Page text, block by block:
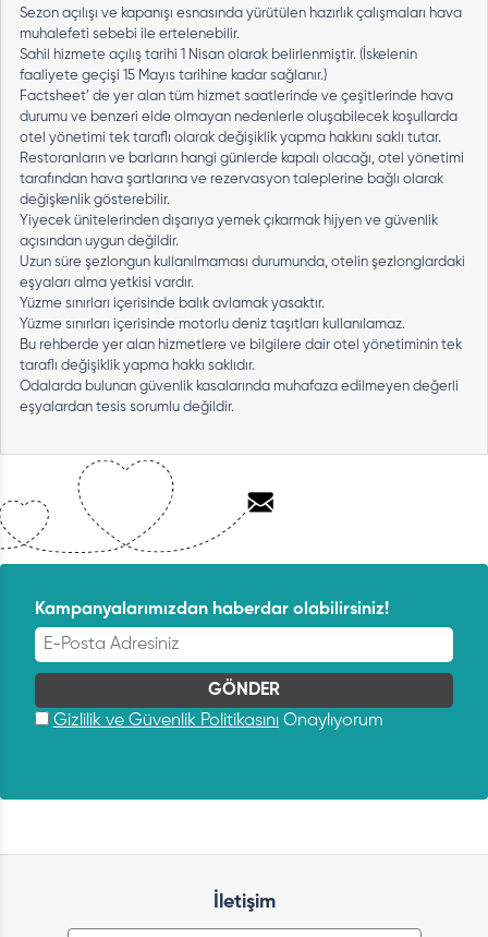
Sezon açılışı ve kapanışı esnasında yürütülen hazırlık çalışmaları hava
muhalefeti sebebi ile ertelenebilir.
Sahil hizmete açılış tarihi 1 Nisan olarak belirlenmiştir. (İskelenin
faaliyete geçişi 15 Mayıs tarihine kadar sağlanır.)
Factsheet’ de yer alan tüm hizmet saatlerinde ve çeşitlerinde hava
durumu ve benzeri elde olmayan nedenlerle oluşabilecek koşullarda
otel yönetimi tek taraflı olarak değişiklik yapma hakkını saklı tutar.
Restoranların ve barların hangi günlerde kapalı olacağı, otel yönetimi
tarafından hava şartlarına ve rezervasyon taleplerine bağlı olarak
değişkenlik gösterebilir.
Yiyecek ünitelerinden dışarıya yemek çıkarmak hijyen ve güvenlik
açısından uygun değildir.
Uzun süre şezlongun kullanılmaması durumunda, otelin şezlonglardaki
eşyaları alma yetkisi vardır.
Yüzme sınırları içerisinde balık avlamak yasaktır.
Yüzme sınırları içerisinde motorlu deniz taşıtları kullanılamaz.
Bu rehberde yer alan hizmetlere ve bilgilere dair otel yönetiminin tek
taraflı değişiklik yapma hakkı saklıdır.
Odalarda bulunan güvenlik kasalarında muhafaza edilmeyen değerli
eşyalardan tesis sorumlu değildir.
Kampanyalarımızdan haberdar olabilirsiniz!
Gizlilik ve Güvenlik Politikasını Onaylıyorum
İletişim